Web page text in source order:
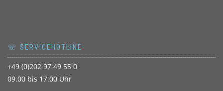
☏ SERVICEHOTLINE
+49 (0)202 97 49 55 0
09.00 bis 17.00 Uhr